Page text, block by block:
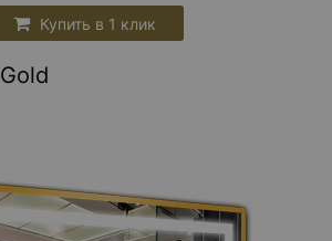
Доставка
Купить в 1 клик